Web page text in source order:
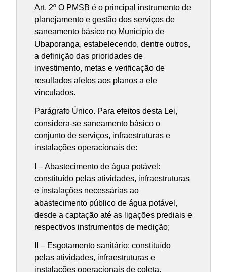
Art. 2º O PMSB é o principal instrumento de
planejamento e gestão dos serviços de
saneamento básico no Município de
Ubaporanga, estabelecendo, dentre outros,
a definição das prioridades de
investimento, metas e verificação de
resultados afetos aos planos a ele
vinculados.
Parágrafo Único. Para efeitos desta Lei,
considera-se saneamento básico o
conjunto de serviços, infraestruturas e
instalações operacionais de:
I – Abastecimento de água potável:
constituído pelas atividades, infraestruturas
e instalações necessárias ao
abastecimento público de água potável,
desde a captação até as ligações prediais e
respectivos instrumentos de medição;
II – Esgotamento sanitário: constituído
pelas atividades, infraestruturas e
instalações operacionais de coleta,